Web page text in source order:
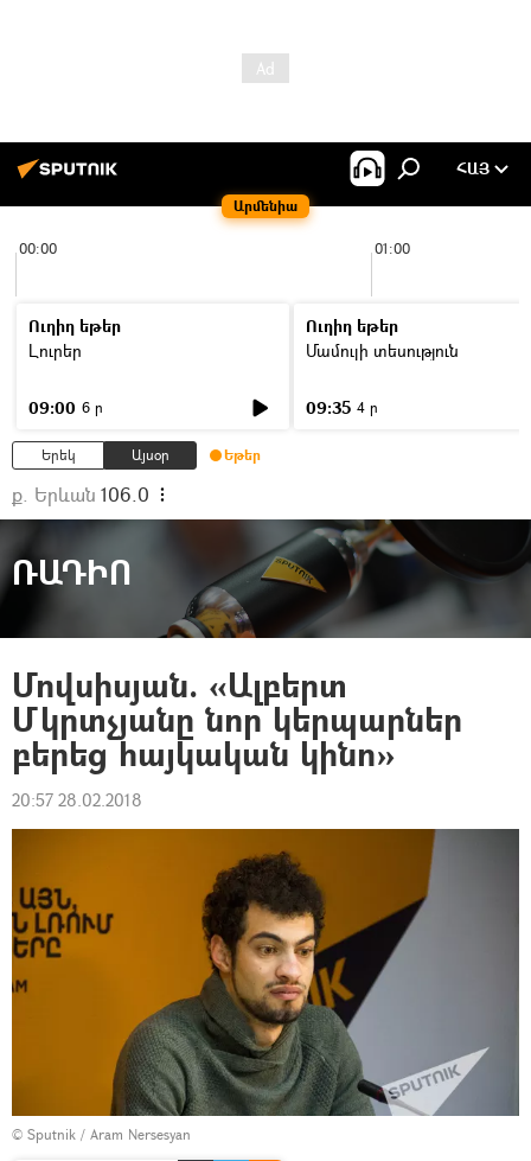
Արմենիա
ՀԱՅ
00:00 01:00
Ուղիղ եթեր
Լուրեր
09:00 6 ր
Ուղիղ եթեր
Մամուլի տեսություն
09:35 4 ր
Երեկ Այսօր Եթեր
ք. Երևան 106.0
ՌԱԴԻՈ
Մովսիսյան. «Ալբերտ
Մկրտչյանը նոր կերպարներ
բերեց հայկական կինո»
20:57 28.02.2018
© Sputnik / Aram Nersesyan